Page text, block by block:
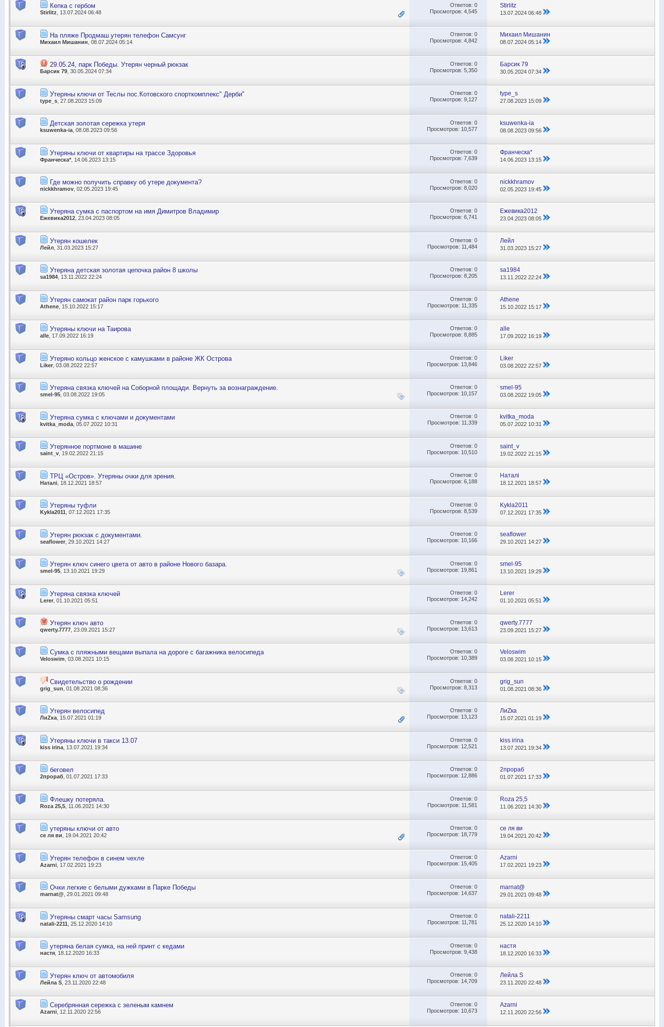
Кепка с гербом
Stirlitz , 13.07.2024 06:48
Ответов: 0
Просмотров: 4,545
Stirlitz
13.07.202406:48
На пляже Продмаш утерян телефон Самсунг
Михаил Мишанин , 08.07.2024 05:14
Ответов: 0
Просмотров: 4,842
Михаил Мишанин
08.07.202405:14
29.05.24, парк Победы. Утерян черный рюкзак
Барсик 79 , 30.05.2024 07:34
Ответов: 0
Просмотров: 5,350
Барсик 79
30.05.202407:34
Утеряны ключи от Теслы пос.Котовского спорткомплекс" Дерби"
type_s , 27.08.2023 15:09
Ответов: 0
Просмотров: 9,127
type_s
27.08.2023 15:09
Детская золотая сережка утеря
ksuwenka-ia , 08.08.2023 09:56
Ответов: 0
Просмотров: 10,577
ksuwenka-ia
08.08.202309:56
Утеряны ключи от квартиры на трассе Здоровья
Франческа* , 14.06.2023 13:15
Ответов: 0
Просмотров: 7,639
Франческа*
14.06.2023 13:15
Где можно получить справку об утере документа?
nickkhramov , 02.05.2023 19:45
Ответов: 0
Просмотров: 8,020
nickkhramov
02.05.2023 19:45
Утеряна сумка с паспортом на имя Димитров Владимир
Ежевика2012, 23.04.2023 08:05
Ответов: 0
Просмотров: 6,741
Ежевика2012
23.04.202308:05
Утерян кошелек
Лейл , 31.03.2023 15:27
Ответов: 0
Просмотров: 11,484
Лейл
31.03.2023 15:27
Утеряна детская золотая цепочка район 8 школы
sa1984 , 13.11.2022 22:24
Ответов: 0
Просмотров: 8,205
sa1984
13.11.202222:24
Утерян самокат район парк горького
Athene , 15.10.2022 15:17
Ответов: 0
Просмотров: 11,335
Athene
15.10.2022 15:17
Утеряны ключи на Таирова
alle , 17.09.2022 16:19
Ответов: 0
Просмотров: 8,885
alle
17.09.2022 16:19
Утеряно кольцо женское с камушками в районе ЖК Острова
Liker , 03.08.2022 22:57
Ответов: 0
Просмотров: 13,846
Liker
03.08.202222:57
Утеряна связка ключей на Соборной площади. Вернуть за вознаграждение.
smel-95 , 03.08.2022 19:05
Ответов: 0
Просмотров: 10,157
smel-95
03.08.2022 19:05
Утеряна сумка с ключами и документами
kvitka_moda , 05.07.2022 10:31
Ответов: 0
Просмотров: 11,339
kvitka_moda
05.07.202210:31
Утерянное портмоне в машине
saint_v , 19.02.2022 21:15
Ответов: 0
Просмотров: 10,510
saint_v
19.02.202221:15
ТРЦ «Остров». Утеряны очки для зрения.
Наталі , 18.12.2021 18:57
Ответов: 0
Просмотров: 6,188
Наталі
18.12.2021 18:57
Утеряны туфли
Kykla2011 , 07.12.2021 17:35
Ответов: 0
Просмотров: 8,539
Kykla2011
07.12.2021 17:35
Утерян рюкзак с документами.
seaflower , 29.10.2021 14:27
Ответов: 0
Просмотров: 10,166
seaflower
29.10.2021 14:27
Утерян ключ синего цвета от авто в районе Нового базара.
smel-95 , 13.10.2021 19:29
Ответов: 0
Просмотров: 19,861
smel-95
13.10.2021 19:29
Утеряна связка ключей
Lerer , 01.10.2021 05:51
Ответов: 0
Просмотров: 14,242
Lerer
01.10.202105:51
Утерян ключ авто
qwerty.7777 , 23.09.2021 15:27
Ответов: 0
Просмотров: 13,613
qwerty.7777
23.09.2021 15:27
Сумка с пляжными вещами выпала на дороге с багажника велосипеда
Veloswim, 03.08.2021 10:15
Ответов: 0
Просмотров: 10,389
Veloswim
03.08.2021 10:15
Свидетельство о рождении
grig_sun , 01.08.2021 08:36
Ответов: 0
Просмотров: 8,313
grig_sun
01.08.202108:36
Утерян велосипед
ЛиZка, 15.07.2021 01:19
Ответов: 0
Просмотров: 13,123
ЛиZка
15.07.202101:19
Утеряны ключи в такси 13.07
kiss irina , 13.07.2021 19:34
Ответов: 0
Просмотров: 12,521
kiss irina
13.07.2021 19:34
беговел
2прораб , 01.07.2021 17:33
Ответов: 0
Просмотров: 12,886
2прораб
01.07.2021 17:33
Флешку потеряла.
Roza 25,5 , 11.06.2021 14:30
Ответов: 0
Просмотров: 11,581
Roza 25,5
11.06.2021 14:30
утеряны ключи от авто
се ля ви , 19.04.2021 20:42
Ответов: 0
Просмотров: 18,779
се ля ви
19.04.202120:42
Утерян телефон в синем чехле
Azarni , 17.02.2021 19:23
Ответов: 0
Просмотров: 15,405
Azarni
17.02.202119:23
Очки легкие с белыми дужками в Парке Победы
marnat@ , 29.01.2021 09:48
Ответов: 0
Просмотров: 14,637
marnat@
29.01.202109:48
Утеряны смарт часы Samsung
natali-2211 , 25.12.2020 14:10
Ответов: 0
Просмотров: 11,781
natali-2211
25.12.202014:10
утеряна белая сумка, на ней принт с кедами
настя , 18.12.2020 16:33
Ответов: 0
Просмотров: 9,438
настя
18.12.2020 16:33
Утерян ключ от автомобиля
Лейла S , 23.11.2020 22:48
Ответов: 0
Просмотров: 14,709
Лейла S
23.11.202022:48
Серебрянная сережка с зеленым камнем
Azarni , 12.11.2020 22:56
Ответов: 0
Просмотров: 10,673
Azarni
12.11.202022:56